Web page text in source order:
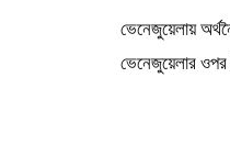
ভেনেজুয়েলায়
ভেনেজুয়েলার